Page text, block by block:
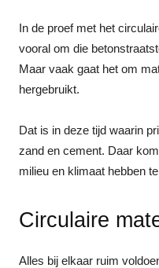
In de proef met het
vooral om die
Maar vaak gaat het om
hergebruikt.
Dat is in deze tijd waarin
zand en cement. Daar
milieu en klimaat hebben
Circulaire
Alles bij elkaar ruim